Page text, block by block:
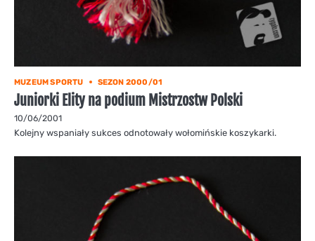
MUZEUM SPORTU SEZON 2000/01
Juniorki Elity na podium Mistrzostw Polski
10/06/2001
Kolejny wspaniały sukces odnotowały wołomińskie koszykarki.